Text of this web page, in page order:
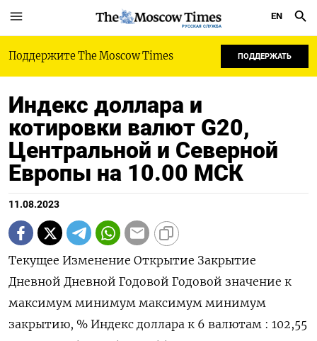
РУССКАЯ СЛУЖБА
EN
Поддержите The Moscow Times ПОДДЕРЖАТЬ
Индекс доллара и
котировки валют G20,
Центральной и Северной
Европы на 10.00 МСК
11.08.2023
Текущее Изменение Открытие Закрытие
Дневной Дневной Годовой Годовой значение к
максимум минимум максимум минимум
закрытию, % Индекс доллара к 6 валютам : 102,55